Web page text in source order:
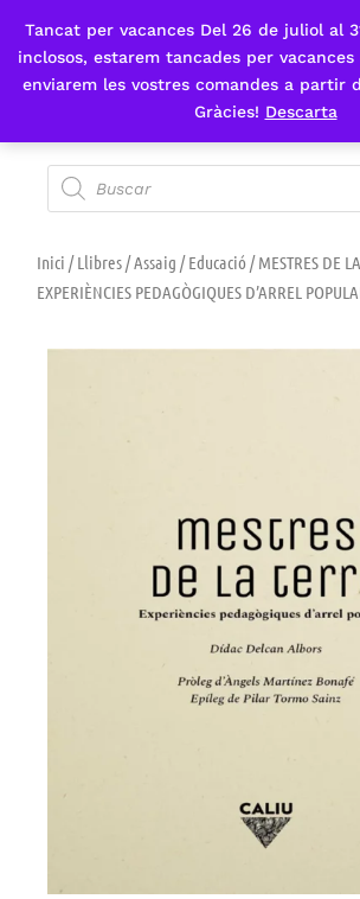
Tancat per vacances Del 26 de juliol al
inclosos, estarem tancades per vacances
enviarem les vostres comandes a partir
Gràcies! Descarta
Fes-te'n sòcia
Inici /Llibres/Assaig /Educació / MESTRES DE
EXPERIÈNCIES PEDAGÒGIQUES D’ARREL